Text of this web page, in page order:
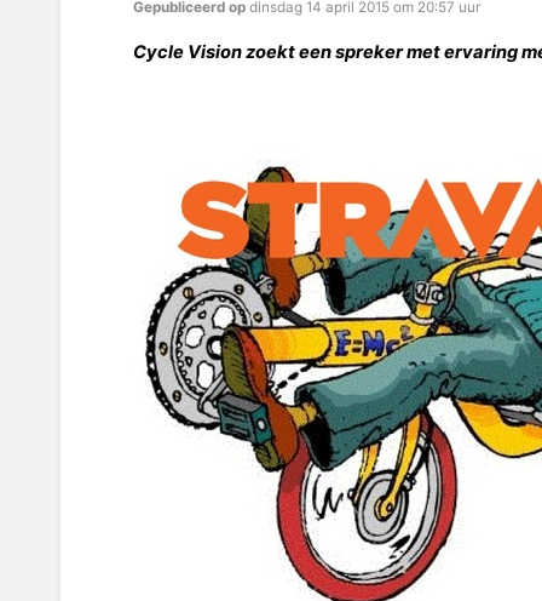
Gepubliceerd op dinsdag 14 april 2015 om 20:57 uur
Cycle Vision zoekt een spreker met ervaring